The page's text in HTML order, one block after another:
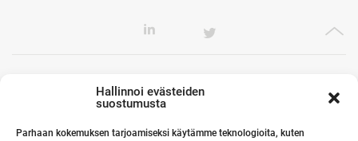
Hallinnoi evästeiden
suostumusta
Parhaan kokemuksen tarjoamiseksi käytämme teknologioita, kuten
Toimistomme Euroopassa